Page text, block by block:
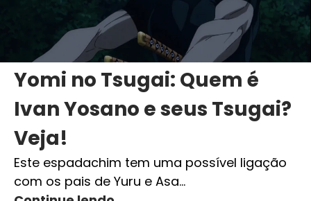
Yomi no Tsugai: Quem é
Ivan Yosano e seus Tsugai?
Veja!
Este espadachim tem uma possível ligação
com os pais de Yuru e Asa…